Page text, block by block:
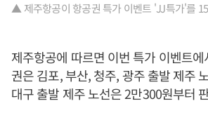
▲ 제주항공이 항공권 특가 이벤트 'JJ특가'를
제주항공에 따르면 이번 특가 이벤트
권은 김포, 부산, 청주, 광주 출발 제주
대구 출발 제주 노선은 2만300원부터